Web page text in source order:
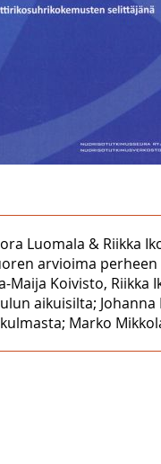
Luomala & Riikka
arvioima
Maija Koivisto,
aikuisilta;
Marko